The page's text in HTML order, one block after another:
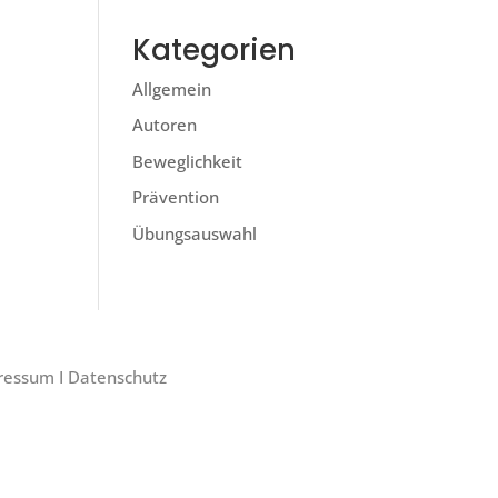
Kategorien
Allgemein
Autoren
Beweglichkeit
Prävention
Übungsauswahl
I Datenschutz